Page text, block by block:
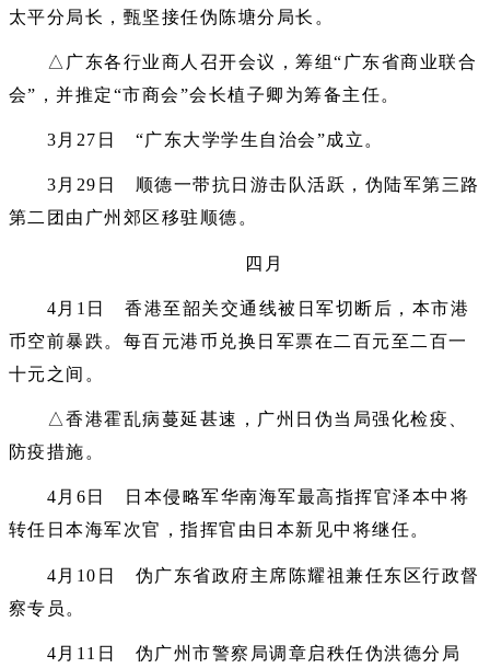
太平分局长，甄坚接任伪陈塘分局长。
△广东各行业商人召开会议，筹组“广东省商业联合
会”，并推定“市商会”会长植子卿为筹备主任。
3月27日 “广东大学学生自治会”成立。
3月29日 顺德一带抗日游击队活跃，伪陆军第三路
第二团由广州郊区移驻顺德。
四月
4月1日 香港至韶关交通线被日军切断后，本市港
币空前暴跌。每百元港币兑换日军票在二百元至二百一
十元之间。
△香港霍乱病蔓延甚速，广州日伪当局强化检疫、
防疫措施。
4月6日 日本侵略军华南海军最高指挥官泽本中将
转任日本海军次官，指挥官由日本新见中将继任。
4月10日 伪广东省政府主席陈耀祖兼任东区行政督
察专员。
4月11日 伪广州市警察局调章启秩任伪洪德分局